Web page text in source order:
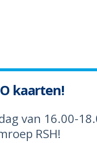
kaarten!
van 16.00-
RSH!